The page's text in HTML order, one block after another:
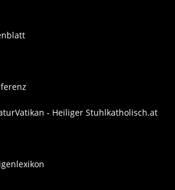
Vatikan - Heiliger Stuhlkatholisch.at